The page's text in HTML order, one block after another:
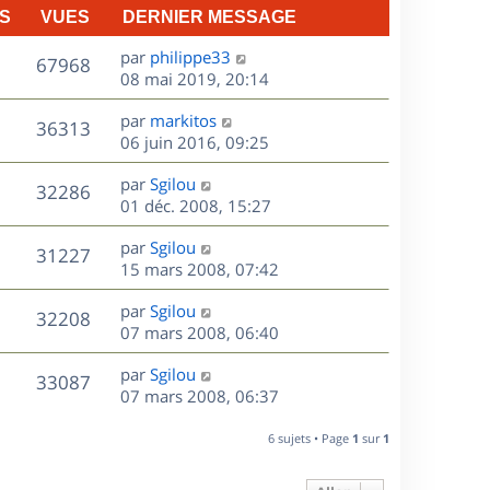
VUES DERNIER MESSAGE
67968V
u
e
D
e
r
n
i
e
r
m
e
s
s
a
g
e
par philippe33
08 mai 2019, 20:14
36313V
u
e
s
D
e
r
n
i
e
r
m
e
s
s
a
g
e
par markitos
06 juin 2016, 09:25
32286V
u
s
D
e
r
n
i
e
r
m
e
s
s
par Sgilou
01 déc. 2008, 15:27
31227V
u
e
s
D
e
r
n
i
e
r
m
par Sgilou
15 mars 2008, 07:42
32208V
u
D
e
r
n
i
par Sgilou
07 mars 2008, 06:40
33087V
D
e
par Sgilou
07 mars 2008, 06:37
6 sujets • Page 1 sur 1